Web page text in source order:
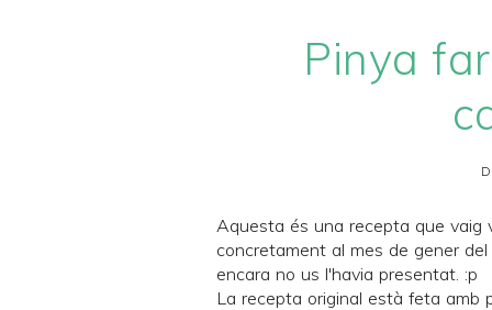
Pinya
Aquesta és una recepta que vaig
concretament al mes de gener
encara no us l'havia presentat. :p
La recepta original està feta amb